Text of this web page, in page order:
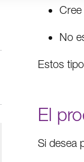
No
Estos
El
Si desea